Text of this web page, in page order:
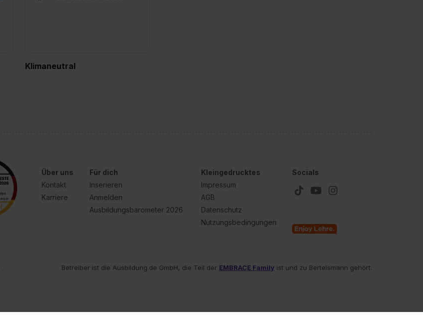
Klimaneutral
Über uns
Kontakt
Karriere
Für dich
Inserieren
Anmelden
Ausbildungsbarometer 2026
Kleingedrucktes
Impressum
AGB
Datenschutz
Nutzungsbedingungen
Socials
Betreiber ist die Ausbildung.de GmbH, die Teil der EMBRACE Family ist und zu Bertelsmann gehört.